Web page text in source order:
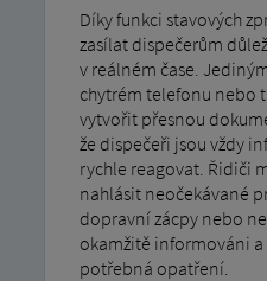
Díky funkci stavových
zasílat dispečerům
v reálném čase.
chytrém telefonu nebo
vytvořit přesnou
že dispečeři jsou vždy
rychle reagovat. Řidiči
nahlásit neočekávané
dopravní zácpy nebo
okamžitě informováni
potřebná opatření.